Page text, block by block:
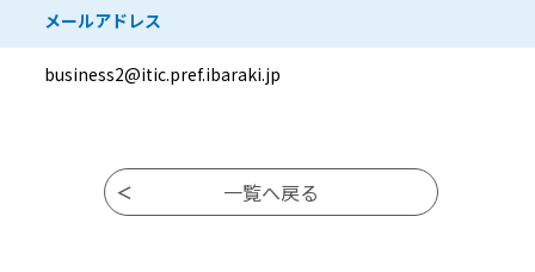
メールアドレス
business2@itic.pref.ibaraki.jp